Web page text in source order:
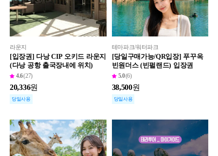
라운지
[입장권] 다낭 CIP 오키드 라운지
(다낭 공항 출국장내에 위치)
4.6(27)
20,336원
당일사용
테마파크/워터파크
[당일구매가능/QR입장] 푸꾸옥
빈원더스 (빈펄랜드) 입장권
5.0(6)
38,500원
당일사용